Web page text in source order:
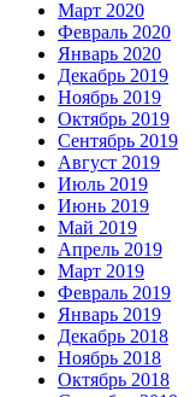
Март 2020
Февраль 2020
Январь 2020
Декабрь 2019
Ноябрь 2019
Октябрь 2019
Сентябрь 2019
Август 2019
Июль 2019
Июнь 2019
Май 2019
Апрель 2019
Март 2019
Февраль 2019
Январь 2019
Декабрь 2018
Ноябрь 2018
Октябрь 2018